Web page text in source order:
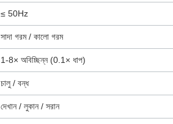
≤ 50Hz
সাদা গরম / কালো গরম
1-8× অবিচ্ছিন্ন (0.1× ধাপ)
চালু / বন্ধ
দেখান / লুকান / সরান